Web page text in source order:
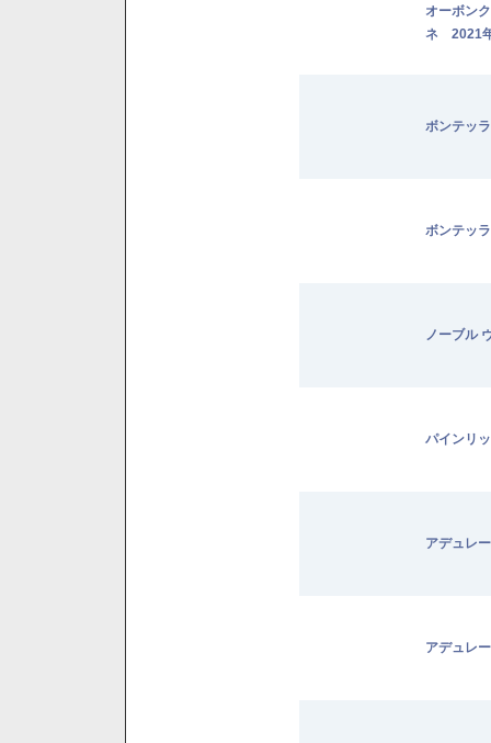
オーボン
ネ 2021
ボンテッ
ボンテッ
ノーブル
パインリ
アデュレ
アデュレ